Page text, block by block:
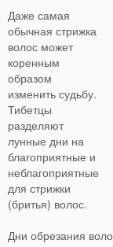
Даже самая
обычная стрижка
волос может
коренным
образом
изменить судьбу.
Тибетцы
разделяют
лунные дни на
благоприятные и
неблагоприятные
для стрижки
(бритья) волос.
Дни обрезания